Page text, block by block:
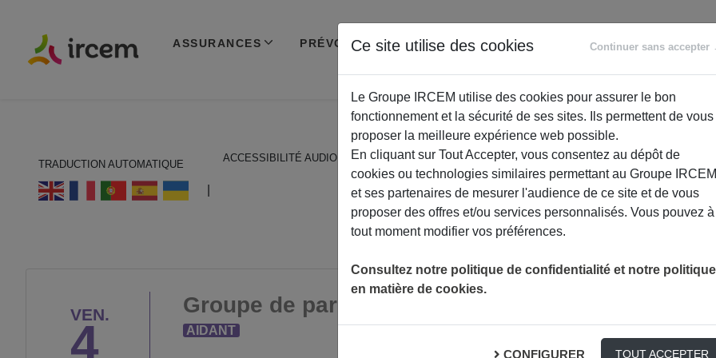
ASSURANCES PRÉVOYANCE RETRAITE
ACCOMPAGNEMENT
TRADUCTION AUTOMATIQUE
ACCESSIBILITÉ AUDIO
VEN.
4
Groupe de paroles entre aidants – Thème libre
AIDANT
Ce site utilise des cookies Continuer sans accepter
Le Groupe IRCEM utilise des cookies pour assurer le bon
fonctionnement et la sécurité de ses sites. Ils permettent de vous
proposer la meilleure expérience web possible.
En cliquant sur Tout Accepter, vous consentez au dépôt de
cookies ou technologies similaires permettant au Groupe IRCEM
et ses partenaires de mesurer l'audience de ce site et de vous
proposer des offres et/ou services personnalisés. Vous pouvez à
tout moment modifier vos préférences.
Consultez notre politique de confidentialité et notre politique
en matière de cookies.
CONFIGURER TOUT ACCEPTER